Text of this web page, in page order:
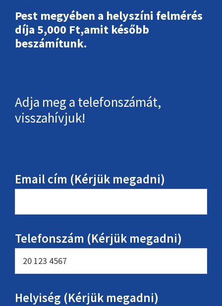
Pest megyében a helyszíni felmérés
díja 5,000 Ft,amit később
beszámítunk.
Adja meg a telefonszámát,
visszahívjuk!
Email cím (Kérjük megadni)
Telefonszám (Kérjük megadni)
Helyiség (Kérjük megadni)